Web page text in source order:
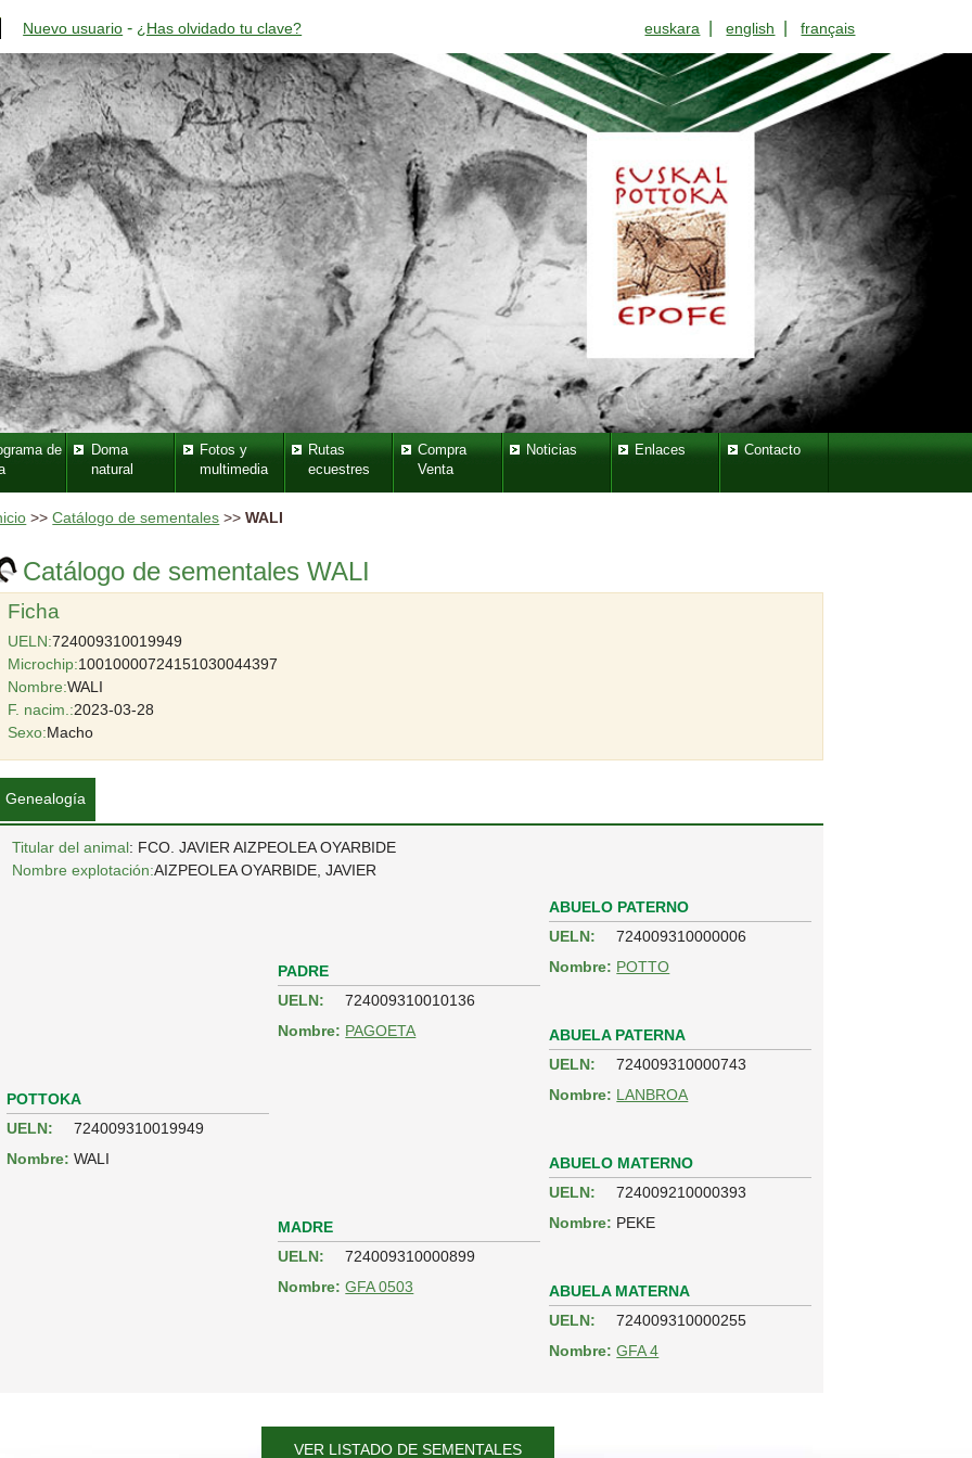
Nuevo usuario - ¿Has olvidado tu clave? euskara |english |français
de
Doma
natural
Fotos y
multimedia
Rutas
ecuestres
Compra
Venta
Noticias Enlaces Contacto
>>Catálogo de sementales >>WALI
Catálogo de sementales WALI
Ficha
UELN:724009310019949
Microchip:10010000724151030044397
Nombre:WALI
F. nacim.:2023-03-28
Sexo:Macho
Genealogía
Titular del animal: FCO. JAVIER AIZPEOLEA OYARBIDE
Nombre explotación:AIZPEOLEA OYARBIDE, JAVIER
POTTOKA
UELN:
724009310019949
Nombre: WALI
PADRE
UELN:
724009310010136
Nombre: PAGOETA
ABUELO PATERNO
UELN:
724009310000006
Nombre: POTTO
ABUELA PATERNA
UELN:
724009310000743
Nombre: LANBROA
MADRE
UELN:
724009310000899
Nombre: GFA 0503
ABUELO MATERNO
UELN:
724009210000393
Nombre: PEKE
ABUELA MATERNA
UELN:
724009310000255
Nombre: GFA 4
VER LISTADO DE SEMENTALES